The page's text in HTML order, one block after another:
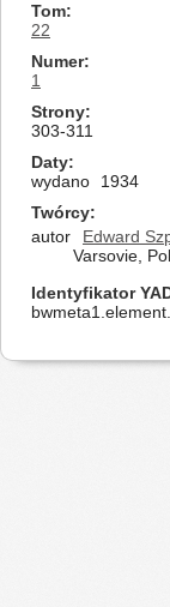
Tom
22
Numer
1
Strony
303-311
Daty
wydano
1934
Twórcy
autor
Edward
Varsovie,
Identyfikator